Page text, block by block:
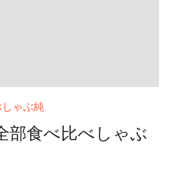
ゃぶ純
部食べ比べしゃぶ